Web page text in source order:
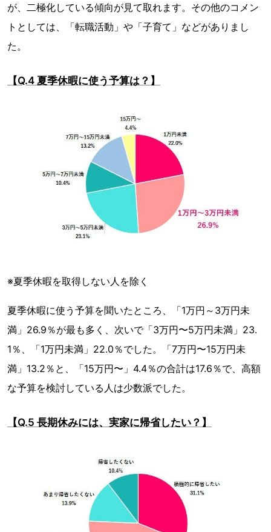
が、二極化している傾向が見て取れます。その他のコメン
トとしては、「転職活動」や「子育て」などがありまし
た。
【Q.4 夏季休暇に使う予算は？】
※夏季休暇を取得しない人を除く
夏季休暇に使う予算を聞いたところ、「1万円～3万円未
満」26.9％が最も多く、次いで「3万円〜5万円未満」23.
1％、「1万円未満」22.0％でした。「7万円〜15万円未
満」13.2％と、「15万円〜」4.4％の合計は17.6％で、高額
な予算を検討している人は少数派でした。
【Q.5 長期休みには、実家に帰省したい？】